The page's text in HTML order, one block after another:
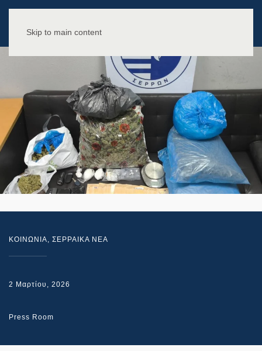
Skip to main content
ΚΟΙΝΩΝΙΑ, ΣΕΡΡΑΙΚΑ ΝΕΑ
2 Μαρτίου, 2026
Press Room